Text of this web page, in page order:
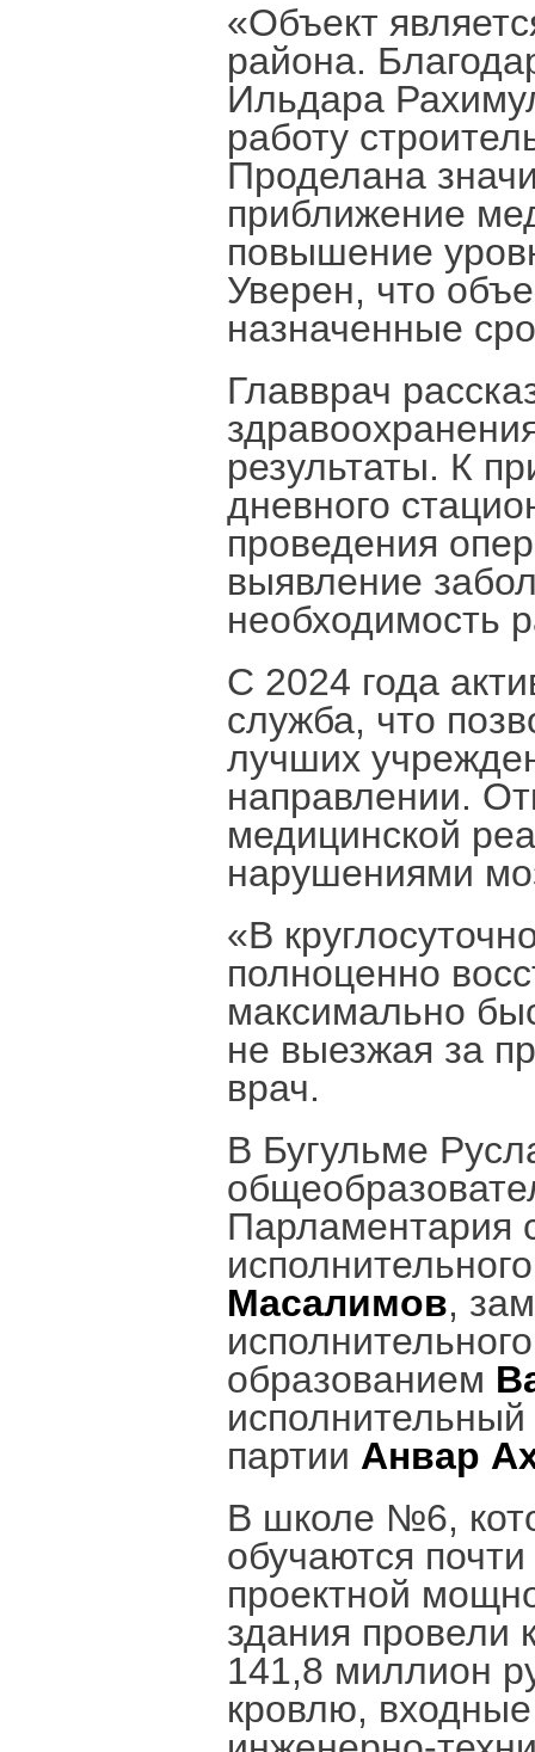
«Объект
района.
Ильдара
работу
Проделана
приближение
повышение
Уверен, что
назначенные
Главврач
результаты. К
дневного
проведения
выявление
необходимость
С 2024 года
служба, что
лучших
направлении.
медицинской
нарушениями
«В
полноценно
максимально
не выезжая за
врач.
В Бугульме
Парламентария
Масалимов,
образованием
исполнительный
партии Анвар
В школе №6,
обучаются
проектной
здания провели
141,8 миллион
кровлю,